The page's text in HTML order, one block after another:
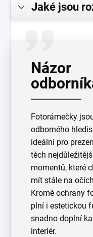
Jaké jsou
Názor
Fotorámečky
odborného
ideální pro
těch
momentů, které
mít stále na
Kromě ochrany
plní i estetickou
snadno doplní
interiér.